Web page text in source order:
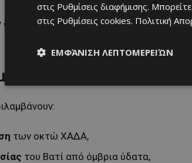
Βατί, ενώ οι χώροι αυτοί θα
το έργο
των οκτώ ΧΑΔΑ,
του Βατί από όμβρια ύδατα,
στις Ρυθμίσεις διαφήμισης.
στις Ρυθμίσεις cookies. Πολιτική
ΕΜΦΆΝΙΣΗ ΛΕΠΤΟΜΕΡΕΙΏΝ